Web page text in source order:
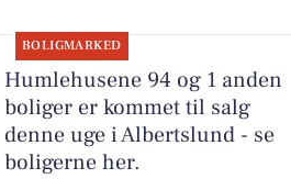
BOLIGMARKED
Humlehusene 94 og 1 anden
boliger er kommet til salg
denne uge i Albertslund - se
boligerne her.